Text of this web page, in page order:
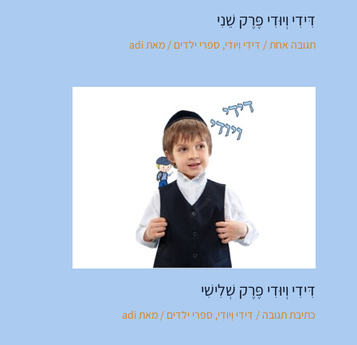
דִּידִי וְיוּדִי פֶּרֶק שֵׁנִי
תגובה אחת/ דִּידִי וְיוּדִי, ספרי ילדים / מאתadi
דִּידִי וְיוּדִי פֶּרֶק שְׁלִישִׁי
כתיבת תגובה/ דִּידִי וְיוּדִי, ספרי ילדים / מאתadi